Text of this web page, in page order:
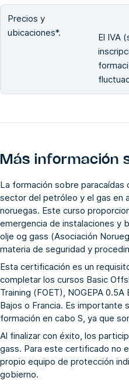
Precios y
ubicaciones*.
El IVA
Más información
La formación sobre
sector del petróleo y el gas en
noruegas. Este curso
emergencia de instalaciones y
olje og gass (Asociación
materia de seguridad y
Esta certificación es un
completar los cursos Basic
Training (FOET) NOGEPA
Bajos o Francia. Es importante
formación en cabo S , ya que
Al finalizar con éxito, los
gass. Para este certificado no
propio equipo de protección
gobierno.